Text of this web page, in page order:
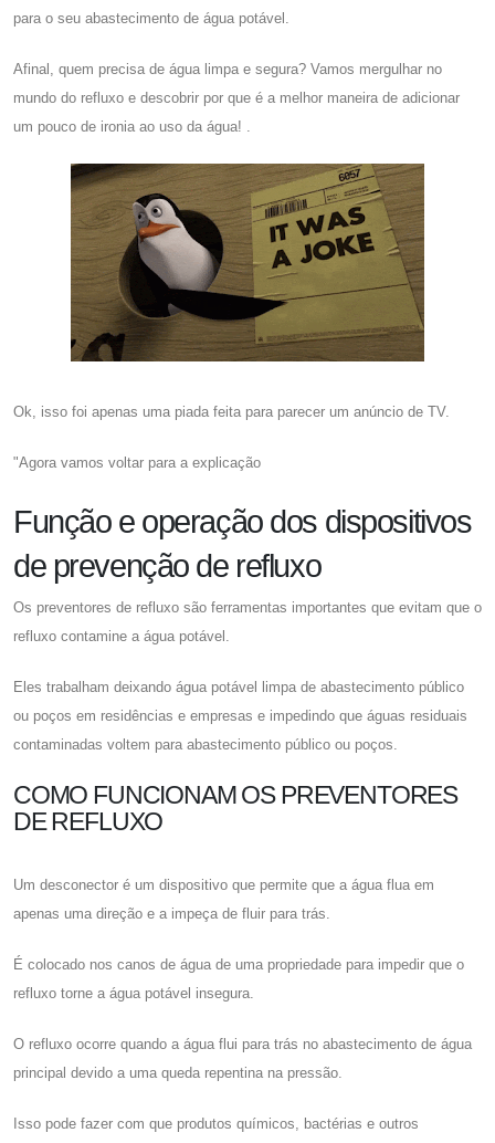
para o seu abastecimento de água potável.
Afinal, quem precisa de água limpa e segura? Vamos mergulhar no
mundo do refluxo e descobrir por que é a melhor maneira de adicionar
um pouco de ironia ao uso da água! .
Ok, isso foi apenas uma piada feita para parecer um anúncio de TV.
"Agora vamos voltar para a explicação
Função e operação dos dispositivos
de prevenção de refluxo
Os preventores de refluxo são ferramentas importantes que evitam que o
refluxo contamine a água potável.
Eles trabalham deixando água potável limpa de abastecimento público
ou poços em residências e empresas e impedindo que águas residuais
contaminadas voltem para abastecimento público ou poços.
COMO FUNCIONAM OS PREVENTORES
DE REFLUXO
Um desconector é um dispositivo que permite que a água flua em
apenas uma direção e a impeça de fluir para trás.
É colocado nos canos de água de uma propriedade para impedir que o
refluxo torne a água potável insegura.
O refluxo ocorre quando a água flui para trás no abastecimento de água
principal devido a uma queda repentina na pressão.
Isso pode fazer com que produtos químicos, bactérias e outros